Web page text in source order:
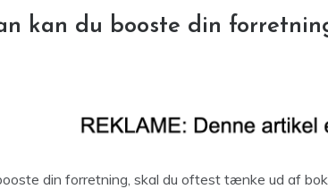
kan du booste din
din forretning, skal du oftest tænke ud af